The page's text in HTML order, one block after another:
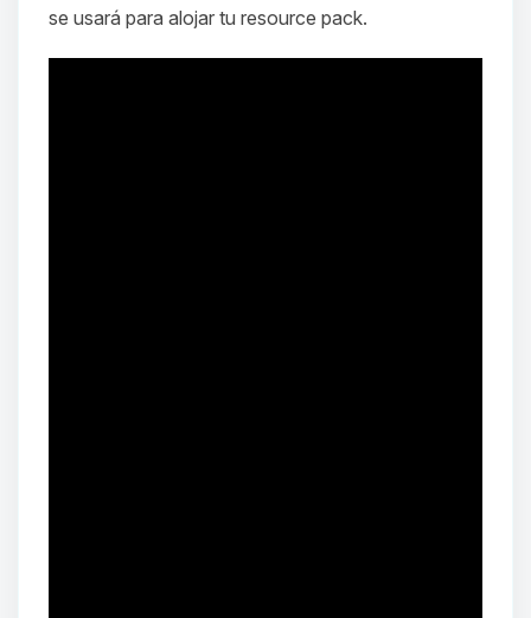
se usará para alojar tu resource pack.